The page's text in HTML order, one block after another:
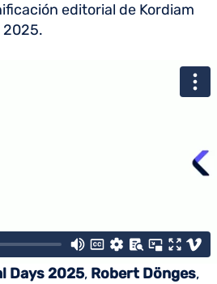
editorial de Kordiam
2025.
Days 2025, Robert Dönges,